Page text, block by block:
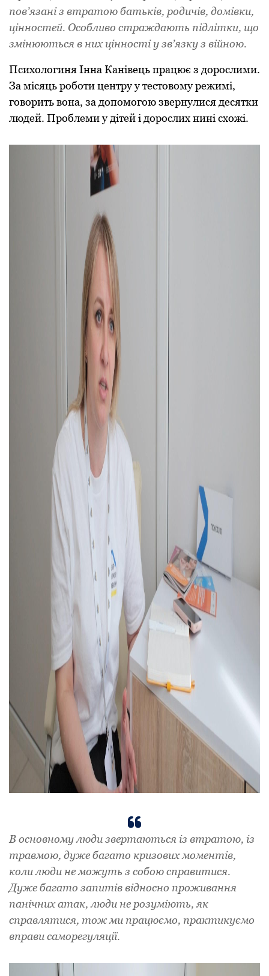
пов’язані з втратою батьків, родичів, домівки,
цінностей. Особливо страждають підлітки, що
змінюються в них цінності у зв’язку з війною.
Психологиня Інна Канівець працює з дорослими.
За місяць роботи центру у тестовому режимі,
говорить вона, за допомогою звернулися десятки
людей. Проблеми у дітей і дорослих нині схожі.
В основному люди звертаються із втратою, із
травмою, дуже багато кризових моментів,
коли люди не можуть з собою справитися.
Дуже багато запитів відносно проживання
панічних атак, люди не розуміють, як
справлятися, тож ми працюємо, практикуємо
вправи саморегуляції.